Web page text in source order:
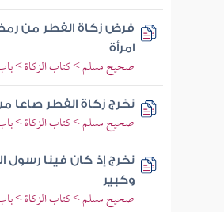
فرض زكاة الفطر من
امرأة
صحيح مسلم > كتاب الزكاة > باب
نخرج زكاة الفطر
صحيح مسلم > كتاب الزكاة > باب
نخرج إذ كان فينا رسول
وكبير
صحيح مسلم > كتاب الزكاة > باب